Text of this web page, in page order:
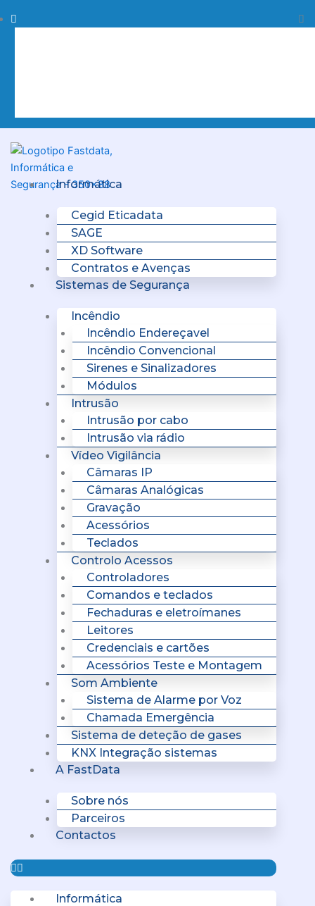
to
Procurar
Informática
Cegid Eticadata
SAGE
XD Software
Contratos e Avenças
Sistemas de Segurança
Incêndio
Incêndio Endereçavel
Incêndio Convencional
Sirenes e Sinalizadores
Módulos
Intrusão
Intrusão por cabo
Intrusão via rádio
Vídeo Vigilância
Câmaras IP
Câmaras Analógicas
Gravação
Acessórios
Teclados
Controlo Acessos
Controladores
Comandos e teclados
Fechaduras e eletroímanes
Leitores
Credenciais e cartões
Acessórios Teste e Montagem
Som Ambiente
Sistema de Alarme por Voz
Chamada Emergência
Sistema de deteção de gases
KNX Integração sistemas
A FastData
Sobre nós
Parceiros
Contactos
Menu
Informática